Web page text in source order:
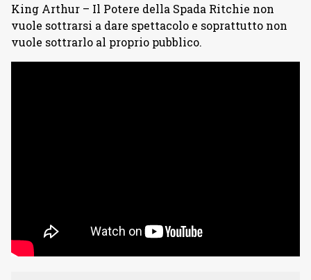
King Arthur – Il Potere della Spada Ritchie non
vuole sottrarsi a dare spettacolo e soprattutto non
vuole sottrarlo al proprio pubblico.